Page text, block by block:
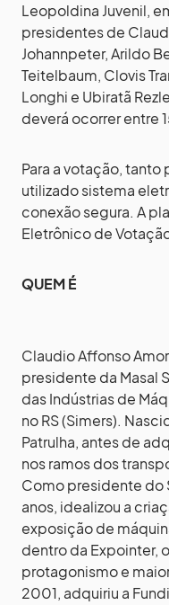
Leopoldina Juvenil,
presidentes de
Johannpeter, Arildo
Teitelbaum, Clovis
Longhi e Ubiratã
deverá ocorrer entre
Para a votação,
utilizado sistema
conexão segura. A
Eletrônico de
QUEM É
Claudio Affonso
presidente da Masal
das Indústrias de
no RS (Simers).
Patrulha, antes de
nos ramos dos
Como presidente do
anos, idealizou a
exposição de
dentro da Expointer,
protagonismo e
2001, adquiriu a